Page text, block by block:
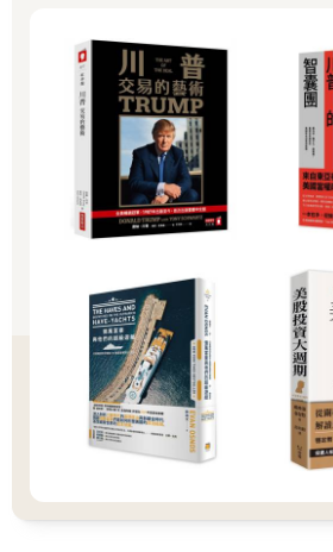
在會議正式開始之前，你一定要控制住
某個問題上的觀點或解決方案。畢竟誰
想到的創意或解決方案不會被聽者拿走。
另外，也不排除有些人天生擅長融合兩
個觀點屬於別人時。雖然這麼做很不光
著臉皮，在公開場合陳述「他們的」觀
中被提出來，它就永遠和提出它的人連
時刻，最好不要把你的創意或想法隨便
2.避免在會議前後抱怨
許多人喜歡抱怨會議的計畫或安排，其
還很容易被別人聽到，給你貼上「不滿
那些同樣愛說這種話的人比起來，顯得
不住怒火，也要等到遠離與會人士之後
開始前或結束後抱怨。
3.有理未必就能走遍天下
在會議上發言，切不可以為有理就能走
這種場合，用什麼樣的方式表達才是最